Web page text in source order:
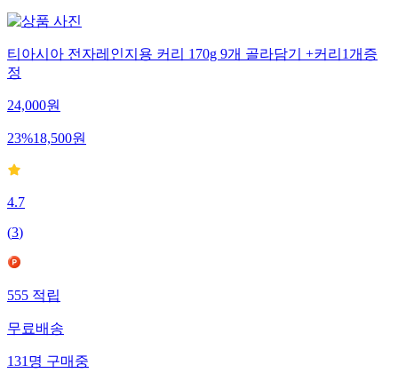
티아시아 전자레인지용 커리 170g 9개 골라담기 +커리1개증
정
24,000원
23%18,500원
4.7
(3)
555 적립
무료배송
131 명 구매중